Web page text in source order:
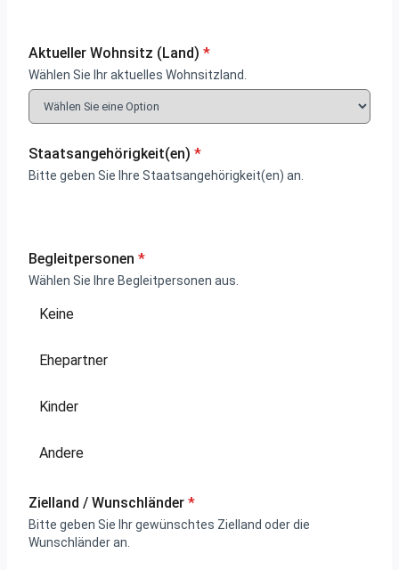
Aktueller Wohnsitz (Land) *
Wählen Sie Ihr aktuelles Wohnsitzland.
Staatsangehörigkeit(en) *
Bitte geben Sie Ihre Staatsangehörigkeit(en) an.
Begleitpersonen *
Wählen Sie Ihre Begleitpersonen aus.
Keine
Ehepartner
Kinder
Andere
Zielland / Wunschländer *
Bitte geben Sie Ihr gewünschtes Zielland oder die
Wunschländer an.